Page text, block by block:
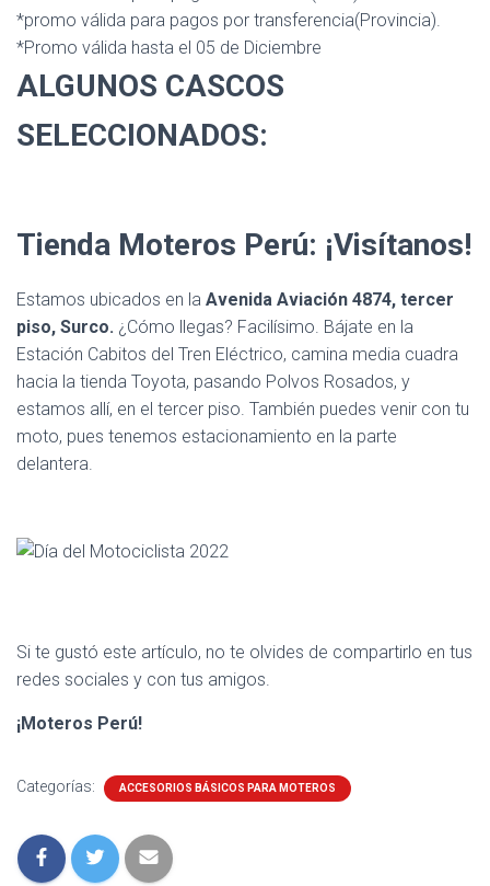
*promo válida para pagos por transferencia(Provincia).
*Promo válida hasta el 05 de Diciembre
ALGUNOS CASCOS
SELECCIONADOS:
Tienda Moteros Perú: ¡Visítanos!
Estamos ubicados en la Avenida Aviación 4874, tercer
piso, Surco. ¿Cómo llegas? Facilísimo. Bájate en la
Estación Cabitos del Tren Eléctrico, camina media cuadra
hacia la tienda Toyota, pasando Polvos Rosados, y
estamos allí, en el tercer piso. También puedes venir con tu
moto, pues tenemos estacionamiento en la parte
delantera.
Si te gustó este artículo, no te olvides de compartirlo en tus
redes sociales y con tus amigos.
¡Moteros Perú!
Categorías: ACCESORIOS BÁSICOS PARA MOTEROS